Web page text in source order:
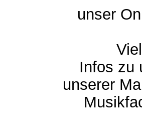
unser
Infos zu
unserer